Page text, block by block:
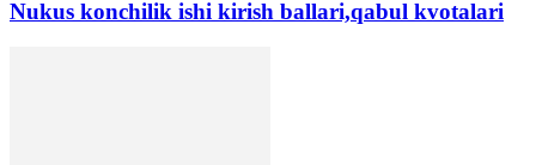
Nukus konchilik ishi kirish ballari,qabul kvotalari